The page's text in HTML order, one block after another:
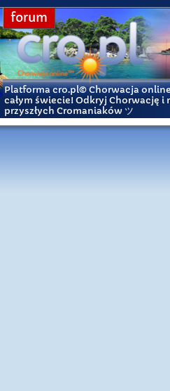
forum
Platforma cro.pl© Chorwacja
całym świecie! Odkryj Chorwację
przyszłych Cromaniaków ツ